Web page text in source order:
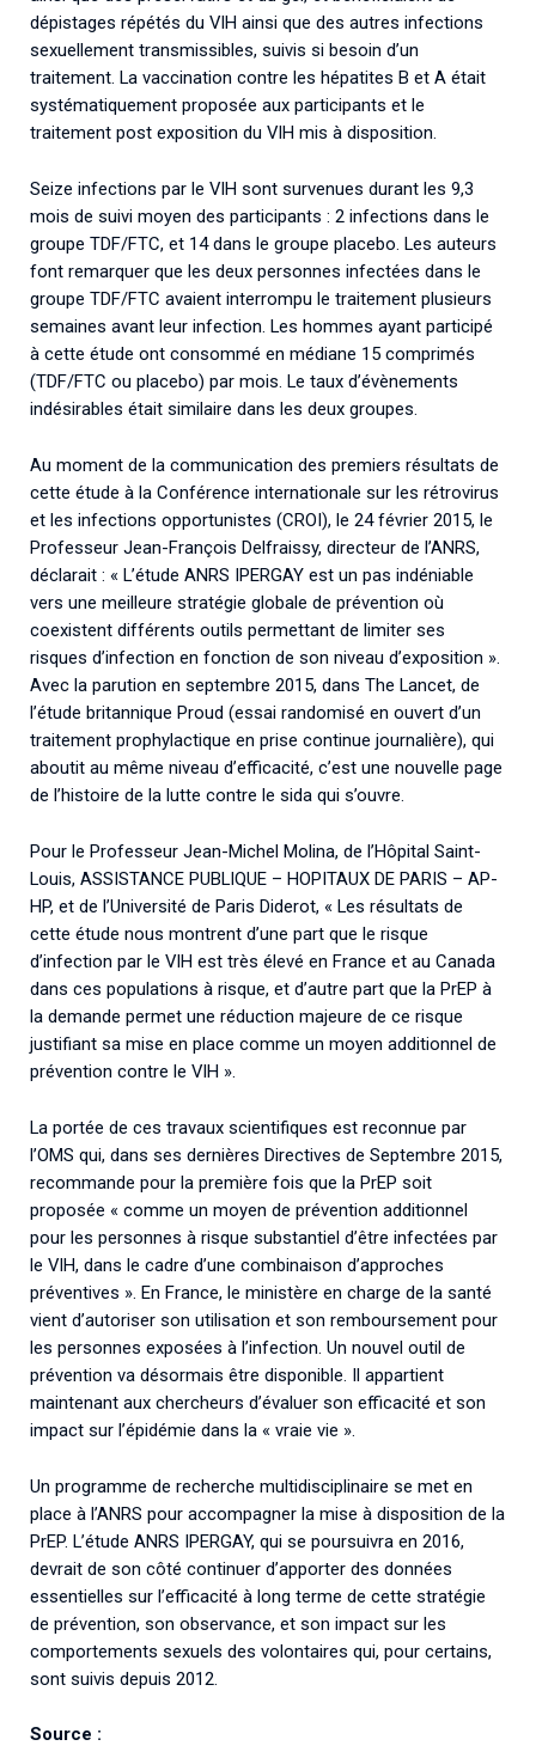
dépistages répétés du VIH ainsi que des autres infections
sexuellement transmissibles, suivis si besoin d’un
traitement. La vaccination contre les hépatites B et A était
systématiquement proposée aux participants et le
traitement post exposition du VIH mis à disposition.
Seize infections par le VIH sont survenues durant les 9,3
mois de suivi moyen des participants : 2 infections dans le
groupe TDF/FTC, et 14 dans le groupe placebo. Les auteurs
font remarquer que les deux personnes infectées dans le
groupe TDF/FTC avaient interrompu le traitement plusieurs
semaines avant leur infection. Les hommes ayant participé
à cette étude ont consommé en médiane 15 comprimés
(TDF/FTC ou placebo) par mois. Le taux d’évènements
indésirables était similaire dans les deux groupes.
Au moment de la communication des premiers résultats de
cette étude à la Conférence internationale sur les rétrovirus
et les infections opportunistes (CROI), le 24 février 2015, le
Professeur Jean-François Delfraissy, directeur de l’ANRS,
déclarait : « L’étude ANRS IPERGAY est un pas indéniable
vers une meilleure stratégie globale de prévention où
coexistent différents outils permettant de limiter ses
risques d’infection en fonction de son niveau d’exposition ».
Avec la parution en septembre 2015, dans The Lancet, de
l’étude britannique Proud (essai randomisé en ouvert d’un
traitement prophylactique en prise continue journalière), qui
aboutit au même niveau d’efficacité, c’est une nouvelle page
de l’histoire de la lutte contre le sida qui s’ouvre.
Pour le Professeur Jean-Michel Molina, de l’Hôpital Saint-
Louis, ASSISTANCE PUBLIQUE – HOPITAUX DE PARIS – AP-
HP, et de l’Université de Paris Diderot, « Les résultats de
cette étude nous montrent d’une part que le risque
d’infection par le VIH est très élevé en France et au Canada
dans ces populations à risque, et d’autre part que la PrEP à
la demande permet une réduction majeure de ce risque
justifiant sa mise en place comme un moyen additionnel de
prévention contre le VIH ».
La portée de ces travaux scientifiques est reconnue par
l’OMS qui, dans ses dernières Directives de Septembre 2015,
recommande pour la première fois que la PrEP soit
proposée « comme un moyen de prévention additionnel
pour les personnes à risque substantiel d’être infectées par
le VIH, dans le cadre d’une combinaison d’approches
préventives ». En France, le ministère en charge de la santé
vient d’autoriser son utilisation et son remboursement pour
les personnes exposées à l’infection. Un nouvel outil de
prévention va désormais être disponible. Il appartient
maintenant aux chercheurs d’évaluer son efficacité et son
impact sur l’épidémie dans la « vraie vie ».
Un programme de recherche multidisciplinaire se met en
place à l’ANRS pour accompagner la mise à disposition de la
PrEP. L’étude ANRS IPERGAY, qui se poursuivra en 2016,
devrait de son côté continuer d’apporter des données
essentielles sur l’efficacité à long terme de cette stratégie
de prévention, son observance, et son impact sur les
comportements sexuels des volontaires qui, pour certains,
sont suivis depuis 2012.
Source :